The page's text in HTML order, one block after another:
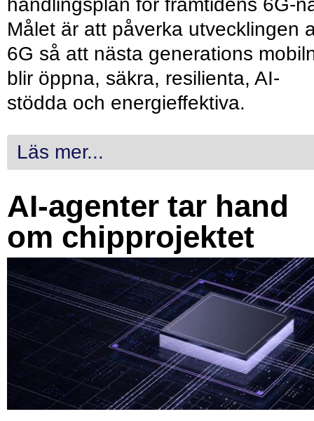
handlingsplan för framtidens 6G-
Målet är att påverka utvecklingen
6G så att nästa generations
blir öppna, säkra, resilienta, AI-
stödda och energieffektiva.
Läs mer...
AI-agenter tar hand
om chipprojektet